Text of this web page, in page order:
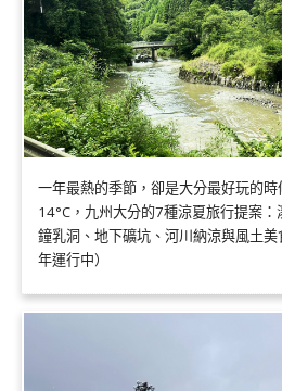
一年最熱的季節，卻是大分最好玩的
14°C，九州大分的7種涼夏旅行提案
鐘乳洞、地下礦坑、河川納涼與風土
年運行中）